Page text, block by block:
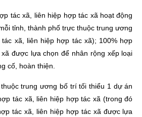
tác xã, liên hiệp hợp tác xã hoạt động
tỉnh, thành phố trực thuộc trung ương
xã, liên hiệp hợp tác xã); 100% hợp
được lựa chọn để nhân rộng xếp loại
cố, hoàn thiện.
trung ương bố trí tối thiểu 1 dự án
tác xã, liên hiệp hợp tác xã (trong đó
tác xã, liên hiệp hợp tác xã được lựa